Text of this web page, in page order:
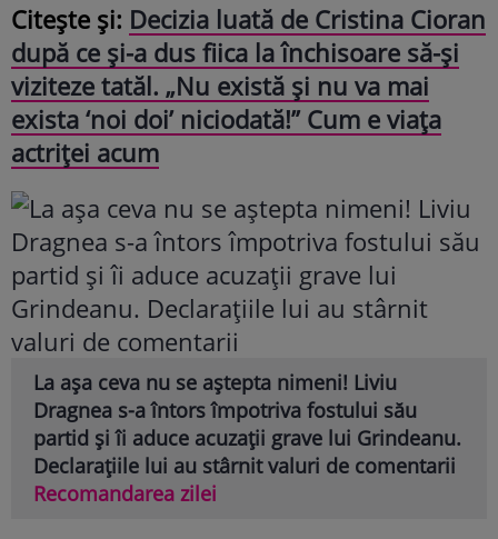
Citește și: Decizia luată de Cristina Cioran
după ce și-a dus fiica la închisoare să-și
viziteze tatăl. „Nu există și nu va mai
exista ‘noi doi’ niciodată!” Cum e viața
actriței acum
La așa ceva nu se aștepta nimeni! Liviu
Dragnea s-a întors împotriva fostului său
partid și îi aduce acuzații grave lui Grindeanu.
Declarațiile lui au stârnit valuri de comentarii
Recomandarea zilei